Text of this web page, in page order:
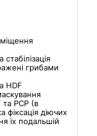
грибами
HDF
PCP (в
фіксація діючих
їх подальшій